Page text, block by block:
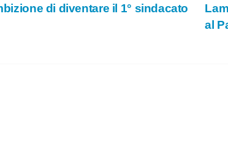
al
di diventare il 1° sindacato